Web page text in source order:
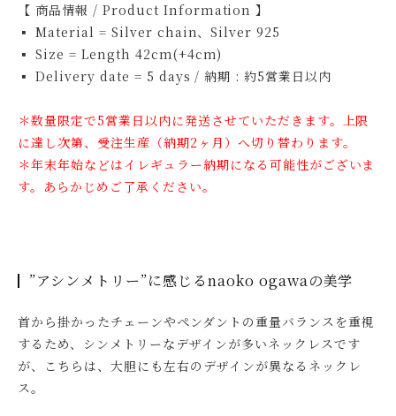
【 商品情報 / Product Information 】
▪ Material = Silver chain、Silver 925
▪ Size = Length 42cm(+4cm)
▪ Delivery date = 5 days / 納期 : 約5営業日以内
＊数量限定で5営業日以内に発送させていただきます。上限
に達し次第、受注生産（納期2ヶ月）へ切り替わります。
＊年末年始などはイレギュラー納期になる可能性がございま
す。あらかじめご了承ください。
”アシンメトリー”に感じるnaoko ogawaの美学
首から掛かったチェーンやペンダントの重量バランスを重視
するため、シンメトリーなデザインが多いネックレスです
が、こちらは、大胆にも左右のデザインが異なるネックレ
ス。